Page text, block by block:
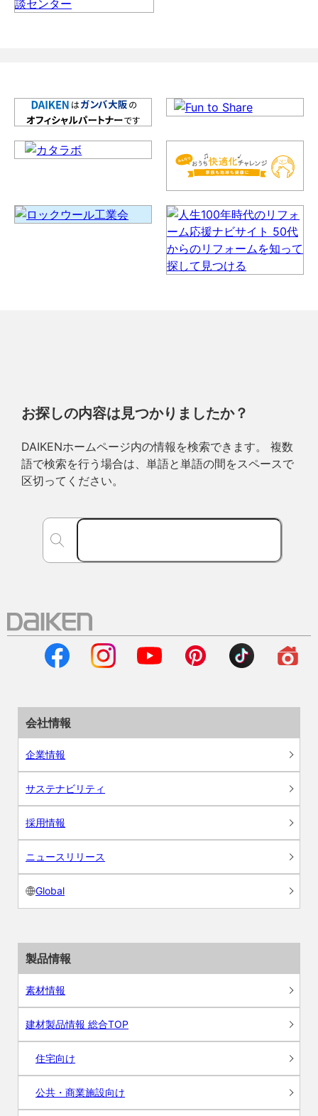
お探しの内容は見つかりましたか？
DAIKENホームページ内の情報を検索できます。 複数
語で検索を行う場合は、単語と単語の間をスペースで
区切ってください。
会社情報
企業情報
サステナビリティ
採用情報
ニュースリリース
Global
製品情報
素材情報
建材製品情報 総合TOP
住宅向け
公共・商業施設向け